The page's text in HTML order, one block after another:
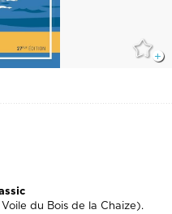
du Bois de la Chaize).